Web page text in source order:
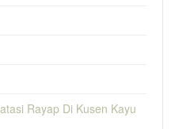
Rayap Di Kusen Kayu